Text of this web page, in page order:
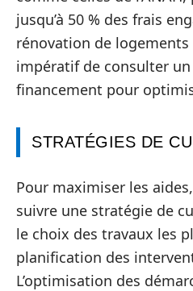
jusqu’à 50 % des frais
rénovation de logements
impératif de consulter
financement pour
STRATÉGIES DE
Pour maximiser les
suivre une stratégie de
le choix des travaux les
planification des
L’optimisation des